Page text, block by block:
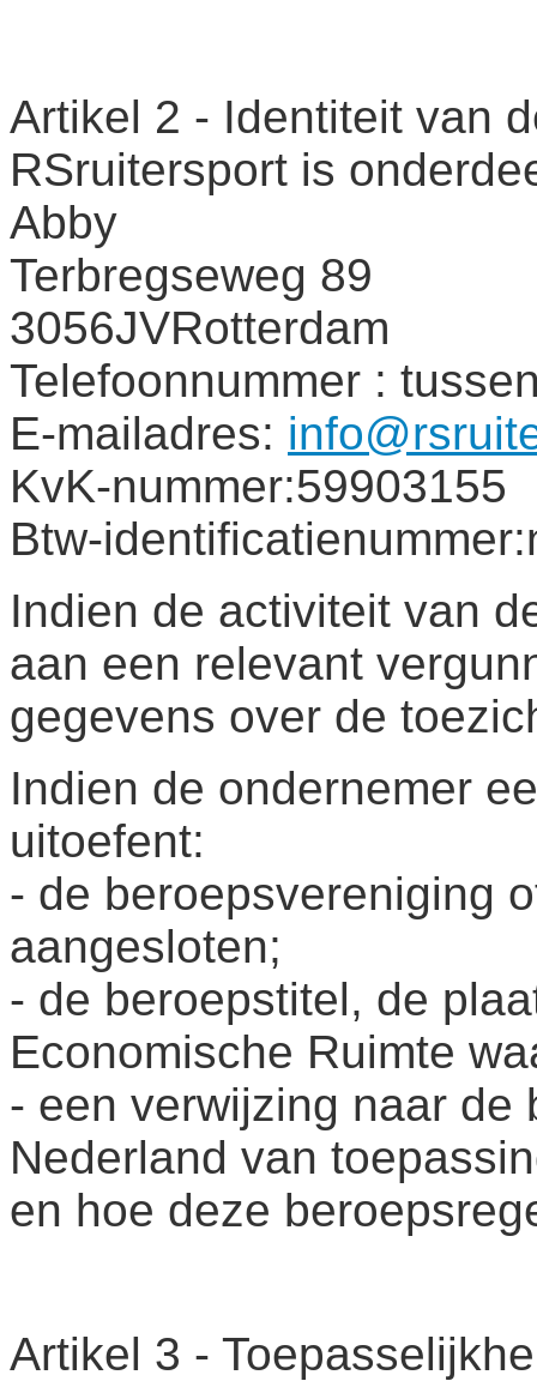
Artikel 2 - Identiteit van
RSruitersport is
Abby
Terbregseweg 89
3056JVRotterdam
Telefoonnummer :
E-mailadres:
KvK-nummer:59903155
Btw-
Indien de activiteit van
aan een relevant
gegevens over de
Indien de ondernemer
uitoefent:
- de beroepsvereniging
aangesloten;
- de beroepstitel, de
Economische Ruimte
- een verwijzing naar de
Nederland van
en hoe deze
Artikel 3 -